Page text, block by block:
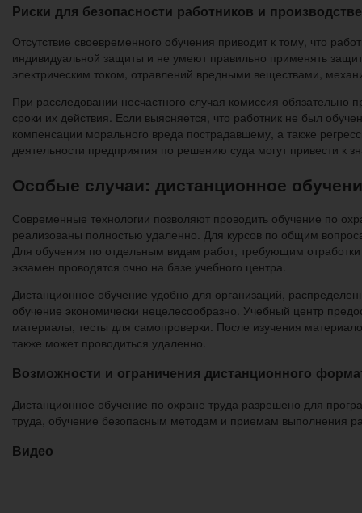
Риски для безопасности работников и
Отсутствие своевременного обучения приводит к тому, что
индивидуальной защиты и не умеют правильно применять
электрическим током, отравлений вредными веществами,
При расследовании несчастного случая комиссия
сроки их действия. Если выясняется, что работник не был
компенсации морального вреда пострадавшему, а также
деятельности предприятия по решению суда могут привести к
Особые случаи: дистанционное
Современные технологии позволяют проводить обучение по
реализованы полностью удаленно. Для курсов по общим
Для обучения по отдельным видам работ, требующим отработки
экзамен проводятся очно на базе учебного центра.
Дистанционное обучение удобно для организаций,
обучение экономически нецелесообразно. Учебный центр
материалы, тесты для самопроверки. После изучения
также может проводиться удаленно.
Возможности и ограничения дистанционного
Дистанционное обучение по охране труда разрешено для
труда, обучение безопасным методам и приемам выполнения
Видео